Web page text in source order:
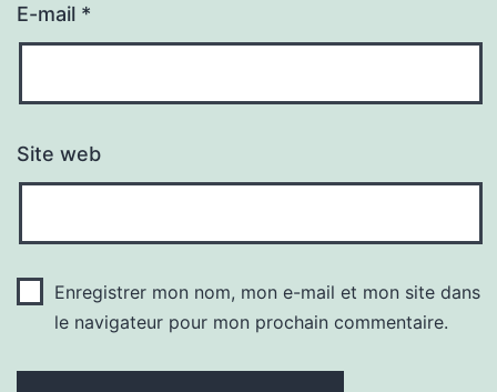
E-mail *
Site web
Enregistrer mon nom, mon e-mail et mon site dans
le navigateur pour mon prochain commentaire.